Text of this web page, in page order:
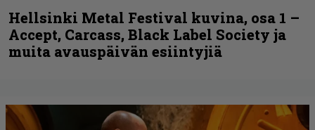
Hellsinki Metal Festival kuvina, osa 1 –
Accept, Carcass, Black Label Society ja
muita avauspäivän esiintyjiä